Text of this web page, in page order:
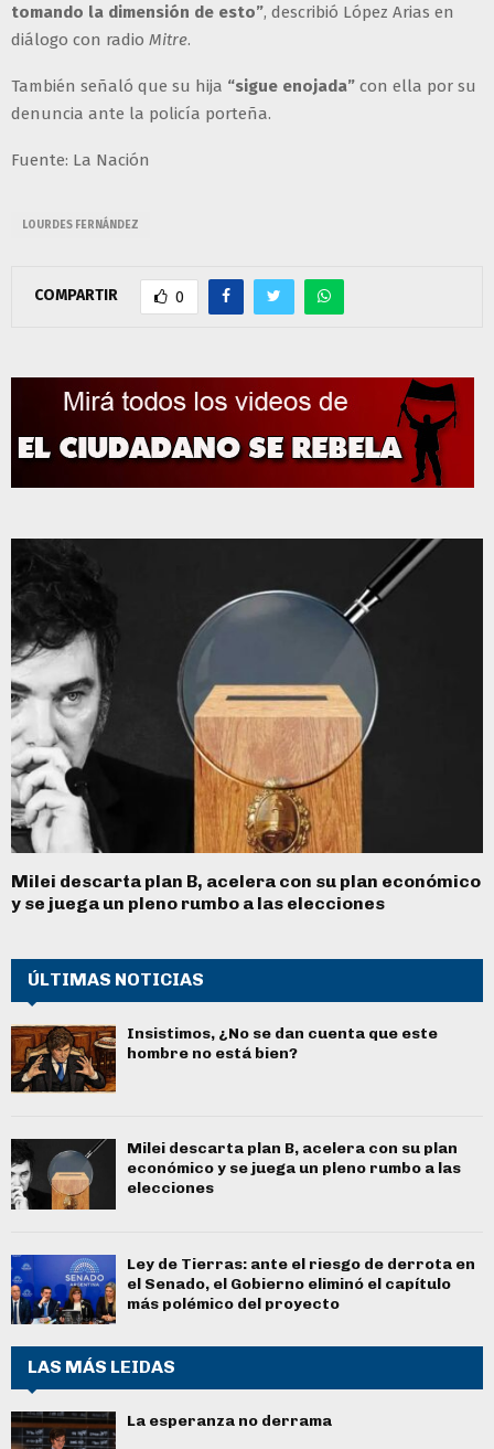
tomando la dimensión de esto”, describió López Arias en
diálogo con radio Mitre.
También señaló que su hija “sigue enojada” con ella por su
denuncia ante la policía porteña.
Fuente: La Nación
LOURDES FERNÁNDEZ
COMPARTIR 0
Milei descarta plan B, acelera con su plan económico
y se juega un pleno rumbo a las elecciones
ÚLTIMAS NOTICIAS
Insistimos, ¿No se dan cuenta que este
hombre no está bien?
Milei descarta plan B, acelera con su plan
económico y se juega un pleno rumbo a las
elecciones
Ley de Tierras: ante el riesgo de derrota en
el Senado, el Gobierno eliminó el capítulo
más polémico del proyecto
LAS MÁS LEIDAS
La esperanza no derrama